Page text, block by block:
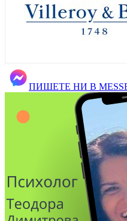
ПИШЕТЕ НИ В